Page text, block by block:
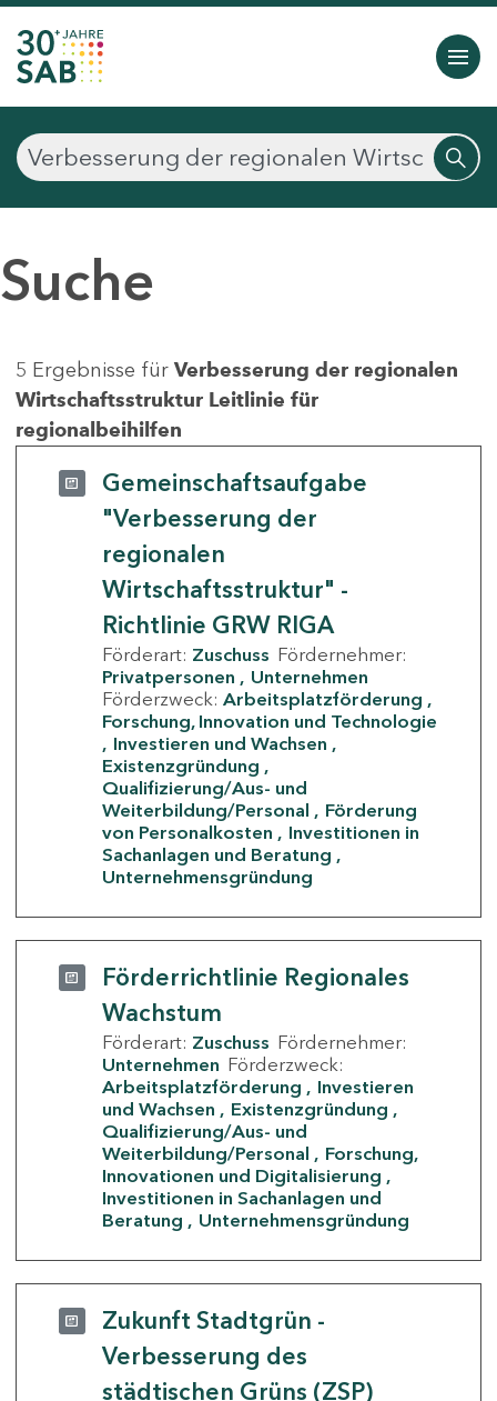
Suche
5 Ergebnisse für Verbesserung der regionalen
Wirtschaftsstruktur Leitlinie für
regionalbeihilfen
Gemeinschaftsaufgabe
"Verbesserung der
regionalen
Wirtschaftsstruktur" -
Richtlinie GRW RIGA
Förderart: Zuschuss Fördernehmer:
Privatpersonen
Unternehmen
Förderzweck: Arbeitsplatzförderung
Forschung, Innovation und Technologie
Investieren und Wachsen
Existenzgründung
Qualifizierung/Aus- und
Weiterbildung/Personal
Förderung
von Personalkosten
Investitionen in
Sachanlagen und Beratung
Unternehmensgründung
Förderrichtlinie Regionales
Wachstum
Förderart: Zuschuss Fördernehmer:
Unternehmen Förderzweck:
Arbeitsplatzförderung
Investieren
und Wachsen
Existenzgründung
Qualifizierung/Aus- und
Weiterbildung/Personal
Forschung,
Innovationen und Digitalisierung
Investitionen in Sachanlagen und
Beratung
Unternehmensgründung
Zukunft Stadtgrün -
Verbesserung des
städtischen Grüns (ZSP)